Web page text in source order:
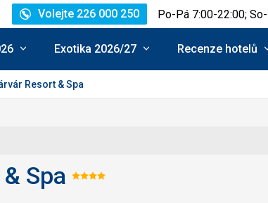
Volejte 226 000 250 Po-Pá 7:00-22:00;
Exotika 2026/27 Recenze hotelů
Resort & Spa
Spa Hodnocení: